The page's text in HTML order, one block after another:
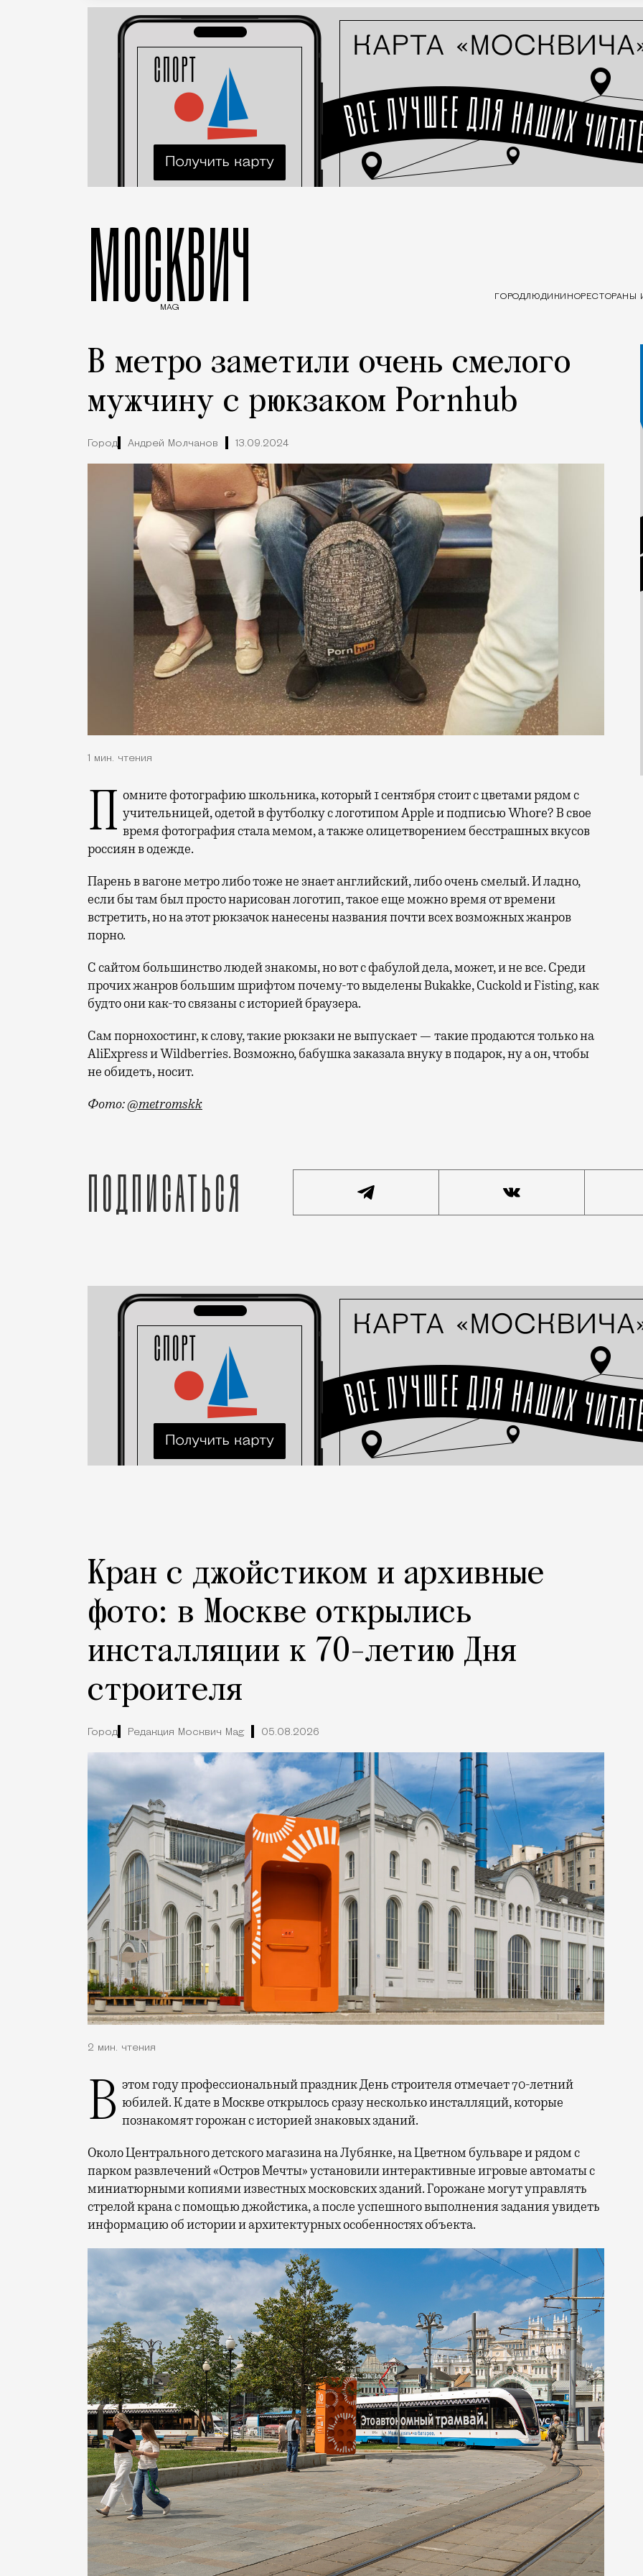
МОСКВИЧ
MAG
ГОРОДЛЮДИ КИНОРЕСТОРАНЫ
В метро заметили очень смелого
мужчину с рюкзаком Pornhub
Город Андрей Молчанов 13.09.2024
1 мин. чтения
Помните фотографию школьника, который 1 сентября стоит с цветами рядом с учительницей, одетой в футболку с логотипом Apple и подписью Whore? В свое
время фотография стала мемом, а также олицетворением бесстрашных вкусов
россиян в одежде.
Парень в вагоне метро либо тоже не знает английский, либо очень смелый. И ладно,
если бы там был просто нарисован логотип, такое еще можно время от времени
встретить, но на этот рюкзачок нанесены названия почти всех возможных жанров
порно.
С сайтом большинство людей знакомы, но вот с фабулой дела, может, и не все. Среди
прочих жанров большим шрифтом почему-то выделены Bukakke, Cuckold и Fisting, как
будто они как-то связаны с историей браузера.
Сам порнохостинг, к слову, такие рюкзаки не выпускает — такие продаются только на
AliExpress и Wildberries. Возможно, бабушка заказала внуку в подарок, ну а он, чтобы
не обидеть, носит.
Фото:@metromskk
Подписаться
Кран с джойстиком и архивные
фото: в Москве открылись
инсталляции к 70-летию Дня
строителя
Город Редакция Москвич Mag 05.08.2026
2 мин. чтения
В этом году профессиональный праздник День строителя отмечает 70-летний юбилей. К дате в Москве открылось сразу несколько инсталляций, которые
познакомят горожан с историей знаковых зданий.
Около Центрального детского магазина на Лубянке, на Цветном бульваре и рядом с
парком развлечений «Остров Мечты» установили интерактивные игровые автоматы с
миниатюрными копиями известных московских зданий. Горожане могут управлять
стрелой крана с помощью джойстика, а после успешного выполнения задания увидеть
информацию об истории и архитектурных особенностях объекта.